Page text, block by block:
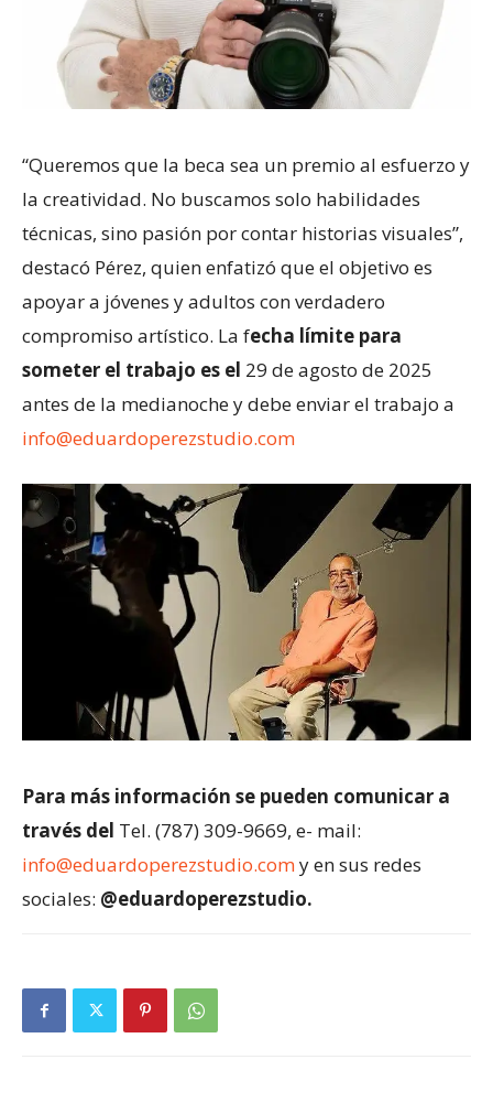
“Queremos que la beca sea un premio al esfuerzo y
la creatividad. No buscamos solo habilidades
técnicas, sino pasión por contar historias visuales”,
destacó Pérez, quien enfatizó que el objetivo es
apoyar a jóvenes y adultos con verdadero
compromiso artístico. La fecha límite para
someter el trabajo es el 29 de agosto de 2025
antes de la medianoche y debe enviar el trabajo a
info@eduardoperezstudio.com
Para más información se pueden comunicar a
través del Tel. (787) 309-9669, e- mail:
info@eduardoperezstudio.comy en sus redes
sociales: @eduardoperezstudio.